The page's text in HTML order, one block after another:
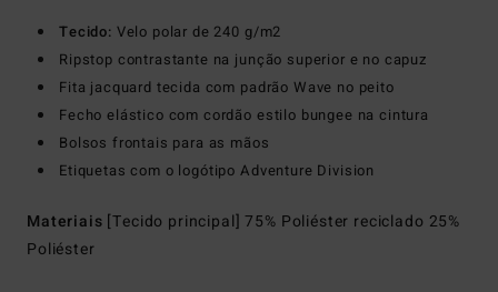
Tecido: Velo polar de 240 g/m2
Ripstop contrastante na junção superior e no capuz
Fita jacquard tecida com padrão Wave no peito
Fecho elástico com cordão estilo bungee na cintura
Bolsos frontais para as mãos
Etiquetas com o logótipo Adventure Division
Materiais [Tecido principal] 75% Poliéster reciclado 25%
Poliéster